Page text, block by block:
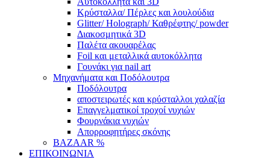
Κρύσταλλα/ Πέρλες και λουλούδια
Glitter/ Holograph/ Καθρέφτης/ powder
Διακοσμητικά 3D
Παλέτα ακουαρέλας
Foil και μεταλλικά αυτοκόλλητα
Γουνάκι για nail art
Μηχανήματα και Ποδόλουτρα
Ποδόλουτρα
αποστειρωτές και κρύσταλλοι χαλαζία
Επαγγελματικοί τροχοί νυχιών
Φουρνάκια νυχιών
Απορροφητήρες σκόνης
BAZAAR %
ΕΠΙΚΟΙΝΩΝΙΑ